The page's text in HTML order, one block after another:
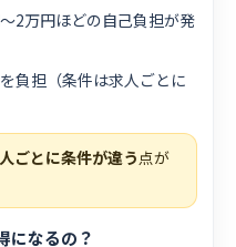
〜2万円ほどの自己負担が発
負担（条件は求人ごとに
ごとに条件が違う点が
になるの？